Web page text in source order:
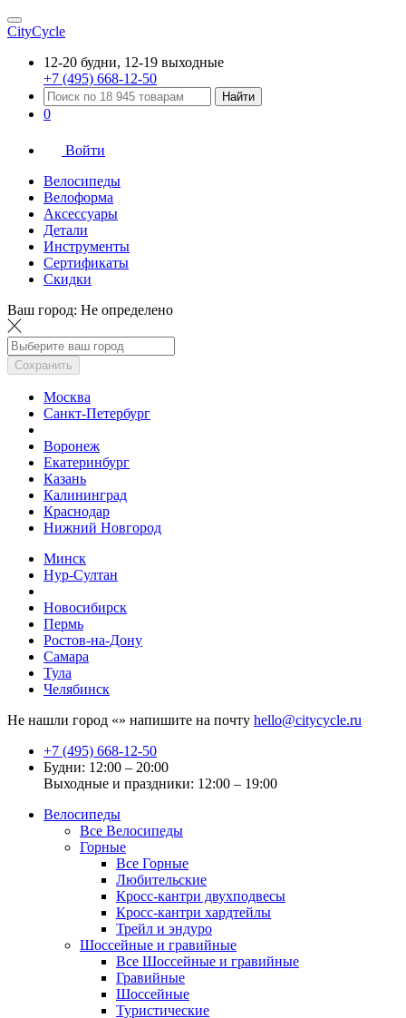
CityCycle
12-20 будни, 12-19 выходные
+7 (495) 668-12-50
Найти
0
Войти
Велосипеды
Велоформа
Аксессуары
Детали
Инструменты
Сертификаты
Скидки
Ваш город: Не определено
Сохранить
Москва
Санкт-Петербург
Воронеж
Екатеринбург
Казань
Калининград
Краснодар
Нижний Новгород
Минск
Нур-Султан
Новосибирск
Пермь
Ростов-на-Дону
Самара
Тула
Челябинск
Не нашли город «» напишите на почту hello@citycycle.ru
+7 (495) 668-12-50
Будни: 12:00 – 20:00
Выходные и праздники: 12:00 – 19:00
Велосипеды
Все Велосипеды
Горные
Все Горные
Любительские
Кросс-кантри двухподвесы
Кросс-кантри хардтейлы
Трейл и эндуро
Шоссейные и гравийные
Все Шоссейные и гравийные
Гравийные
Шоссейные
Туристические